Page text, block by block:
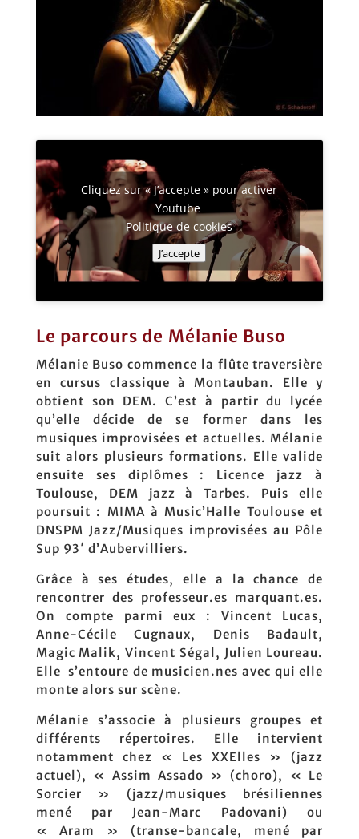
Cliquez sur « J’accepte » pour activer
Youtube
Politique de cookies
J’accepte
Le parcours de Mélanie Buso
Mélanie Buso commence la flûte traversière
en cursus classique à Montauban. Elle y
obtient son DEM. C’est à partir du lycée
qu’elle décide de se former dans les
musiques improvisées et actuelles. Mélanie
suit alors plusieurs formations. Elle valide
ensuite ses diplômes : Licence jazz à
Toulouse, DEM jazz à Tarbes. Puis elle
poursuit : MIMA à Music’Halle Toulouse et
DNSPM Jazz/Musiques improvisées au Pôle
Sup 93′ d’Aubervilliers.
Grâce à ses études, elle a la chance de
rencontrer des professeur.es marquant.es.
On compte parmi eux : Vincent Lucas,
Anne-Cécile Cugnaux, Denis Badault,
Magic Malik, Vincent Ségal, Julien Loureau.
Elle s’entoure de musicien.nes avec qui elle
monte alors sur scène.
Mélanie s’associe à plusieurs groupes et
différents répertoires. Elle intervient
notamment chez « Les XXElles » (jazz
actuel), « Assim Assado » (choro), « Le
Sorcier » (jazz/musiques brésiliennes
mené par Jean-Marc Padovani) ou
« Aram » (transe-bancale, mené par